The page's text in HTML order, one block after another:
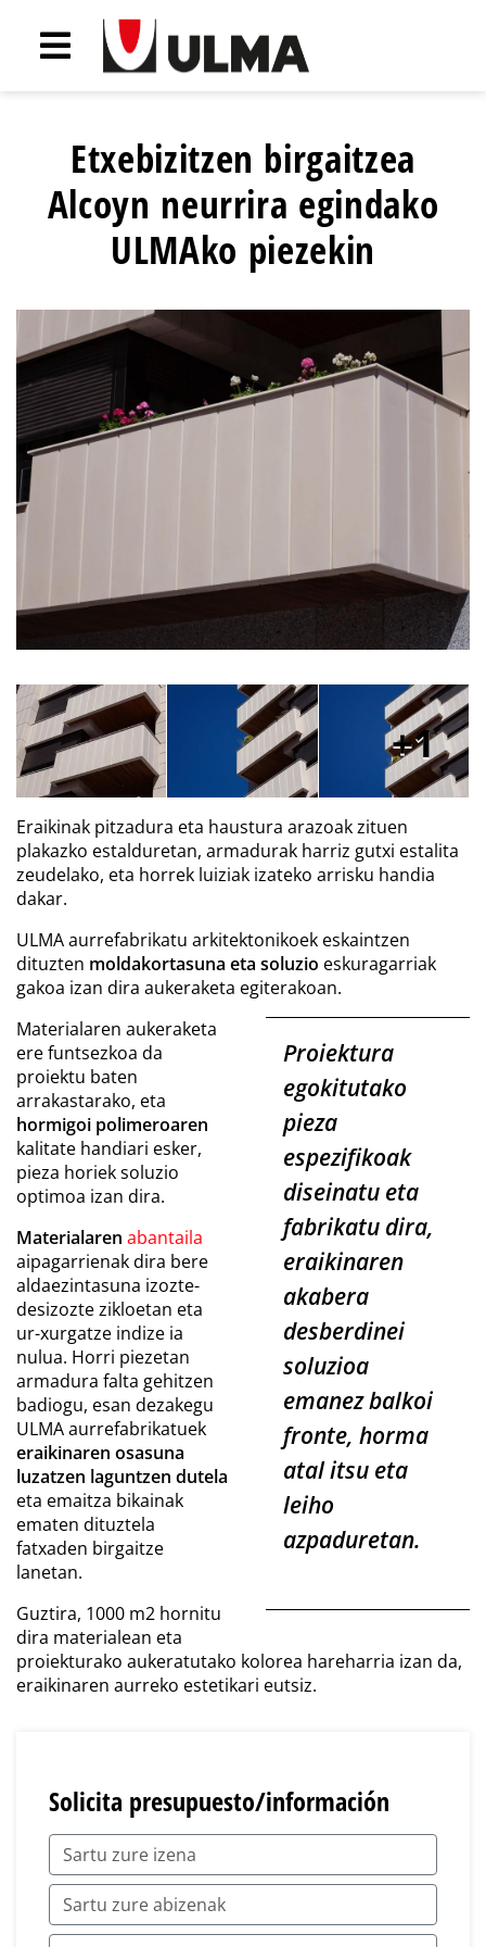
Etxebizitzen birgaitzea
Alcoyn neurrira egindako
ULMAko piezekin
1
Eraikinak pitzadura eta haustura arazoak zituen
plakazko estalduretan, armadurak harriz gutxi estalita
zeudelako, eta horrek luiziak izateko arrisku handia
dakar.
ULMA aurrefabrikatu arkitektonikoek eskaintzen
dituzten moldakortasuna eta soluzio eskuragarriak
gakoa izan dira aukeraketa egiterakoan.
Proiektura
egokitutako
pieza
espezifikoak
diseinatu eta
fabrikatu dira,
eraikinaren
akabera
desberdinei
soluzioa
emanez balkoi
fronte, horma
atal itsu eta
leiho
azpaduretan.
Materialaren aukeraketa
ere funtsezkoa da
proiektu baten
arrakastarako, eta
hormigoi polimeroaren
kalitate handiari esker,
pieza horiek soluzio
optimoa izan dira.
Materialaren abantaila
aipagarrienak dira bere
aldaezintasuna izozte-
desizozte zikloetan eta
ur-xurgatze indize ia
nulua. Horri piezetan
armadura falta gehitzen
badiogu, esan dezakegu
ULMA aurrefabrikatuek
eraikinaren osasuna
luzatzen laguntzen dutela
eta emaitza bikainak
ematen dituztela
fatxaden birgaitze
lanetan.
Guztira, 1000 m2 hornitu
dira materialean eta
proiekturako aukeratutako kolorea hareharria izan da,
eraikinaren aurreko estetikari eutsiz.
Solicita presupuesto/información